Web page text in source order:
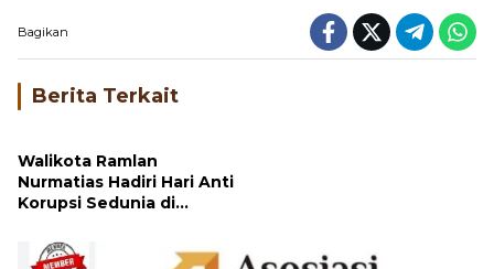
Nurmatias Hadiri Hari Anti
Korupsi Sedunia di
Gedung KPK